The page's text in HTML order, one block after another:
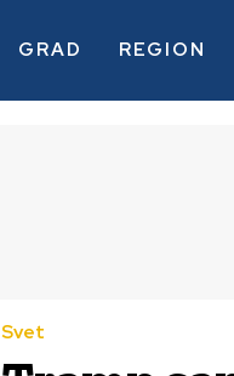
GRAD REGION
Svet